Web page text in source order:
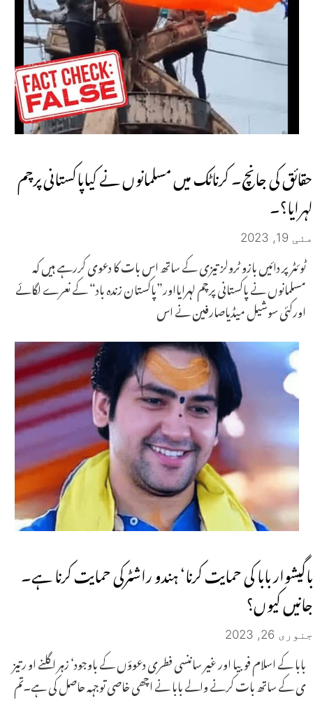
حقائق کی جانچ۔ کرناٹک میں مسلمانوں نے کیاپاکستانی پرچم
لہرایا؟۔
مئی 19, 2023
ٹوئٹر پر دائیں بازو ٹرولز تیزی کے ساتھ اس بات کا دعوی کررہے ہیں کہ
مسلمانوں نے پاکستانی پرچم لہرایااور”پاکستان زندہ باد“ کے نعرے لگائے
اورکئی سوشیل میڈیاصارفین نے اس
باگیشوار بابا کی حمایت کرنا‘ ہندو راشٹرکی حمایت کرنا ہے۔
جانیں کیوں؟
جنوری 26, 2023
بابا کے اسلام فوبیا اور غیر ساننسی فطری دعوؤں کے باوجود‘ زہر اگلنے او رتیز
ی کے ساتھ بات کرنے والے بابا نے اچھی خاصی توجہہ حاصل کی ہے۔تم